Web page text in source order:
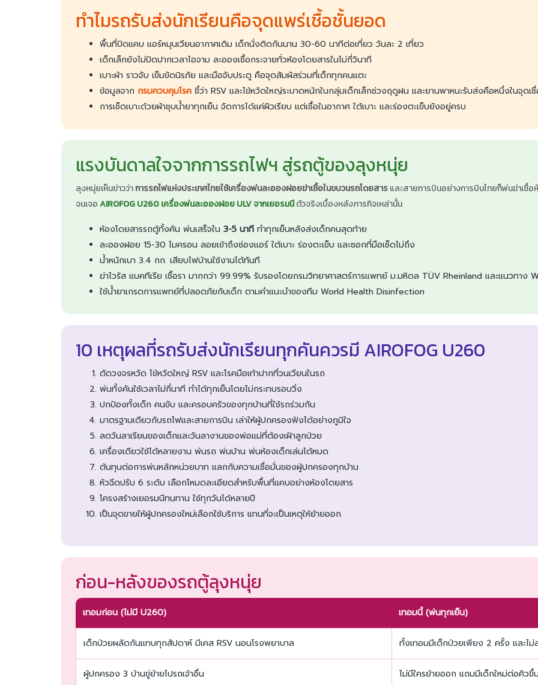
ทำไมรถรับส่งนักเรียนคือจุดแพร่เชื้อชั้นยอด
พื้นที่ปิดแคบ แอร์หมุนเวียนอากาศเดิม เด็กนั่งติดกันนาน 30-60 นาทีต่อเที่ยว วันละ 2 เที่ยว
เด็กเล็กยังไม่ปิดปากเวลาไอจาม ละอองเชื้อกระจายทั่วห้องโดยสารในไม่กี่วินาที
เบาะผ้า ราวจับ เข็มขัดนิรภัย และมือจับประตู คือจุดสัมผัสร่วมที่เด็กทุกคนแตะ
ข้อมูลจาก กรมควบคุมโรค ชี้ว่า RSV และไข้หวัดใหญ่ระบาดหนักในกลุ่มเด็กเล็กช่วงฤดูฝน และยานพาหนะรับส่งคือหนึ่งในจุดเชื่
การเช็ดเบาะด้วยผ้าชุบน้ำยาทุกเย็น จัดการได้แค่ผิวเรียบ แต่เชื้อในอากาศ ใต้เบาะ และร่องตะเข็บยังอยู่ครบ
แรงบันดาลใจจากการรถไฟฯ สู่รถตู้ของลุงหนุ่ย
ลุงหนุ่ยเห็นข่าวว่าการรถไฟแห่งประเทศไทยใช้เครื่องพ่นละอองฝอยฆ่าเชื้อในขบวนรถโดยสารและสายการบินอย่างการบินไทยก็พ่นฆ่าเชื้
จนเจอAIROFOG U260 เครื่องพ่นละอองฝอย ULV จากเยอรมนีตัวจริงเบื้องหลังภารกิจเหล่านั้น
ห้องโดยสารรถตู้ทั้งคัน พ่นเสร็จใน 3-5 นาที ทำทุกเย็นหลังส่งเด็กคนสุดท้าย
ละอองฝอย 15-30 ไมครอน ลอยเข้าถึงช่องแอร์ ใต้เบาะ ร่องตะเข็บ และซอกที่มือเช็ดไม่ถึง
น้ำหนักเบา 3.4 กก. เสียบไฟบ้านใช้งานได้ทันที
ฆ่าไวรัส แบคทีเรีย เชื้อรา มากกว่า 99.99% รับรองโดยกรมวิทยาศาสตร์การแพทย์ ม.มหิดล TÜV Rheinland และแนวทาง
ใช้น้ำยาเกรดการแพทย์ที่ปลอดภัยกับเด็ก ตามคำแนะนำของทีม World Health Disinfection
10 เหตุผลที่รถรับส่งนักเรียนทุกคันควรมี AIROFOG U260
ตัดวงจรหวัด ไข้หวัดใหญ่ RSV และโรคมือเท้าปากที่วนเวียนในรถ
พ่นทั้งคันใช้เวลาไม่กี่นาที ทำได้ทุกเย็นโดยไม่กระทบรอบวิ่ง
ปกป้องทั้งเด็ก คนขับ และครอบครัวของทุกบ้านที่ใช้รถร่วมกัน
มาตรฐานเดียวกับรถไฟและสายการบิน เล่าให้ผู้ปกครองฟังได้อย่างภูมิใจ
ลดวันลาเรียนของเด็กและวันลางานของพ่อแม่ที่ต้องเฝ้าลูกป่วย
เครื่องเดียวใช้ได้หลายงาน พ่นรถ พ่นบ้าน พ่นห้องเด็กเล่นได้หมด
ต้นทุนต่อการพ่นหลักหน่วยบาท แลกกับความเชื่อมั่นของผู้ปกครองทุกบ้าน
หัวฉีดปรับ 6 ระดับ เลือกโหมดละเอียดสำหรับพื้นที่แคบอย่างห้องโดยสาร
โครงสร้างเยอรมนีทนทาน ใช้ทุกวันได้หลายปี
เป็นจุดขายให้ผู้ปกครองใหม่เลือกใช้บริการ แทนที่จะเป็นเหตุให้ย้ายออก
ก่อน-หลังของรถตู้ลุงหนุ่ย
เทอมก่อน (ไม่มี U260) เทอมนี้ (พ่นทุกเย็น)
เด็กป่วยผลัดกันแทบทุกสัปดาห์ มีเคส RSV นอนโรงพยาบาล ทั้งเทอมมีเด็กป่วยเพียง 2 ครั้ง และไม่
ผู้ปกครอง 3 บ้านขู่ย้ายไปรถเจ้าอื่น ไม่มีใครย้ายออก แถมมีเด็กใหม่ต่อคิว